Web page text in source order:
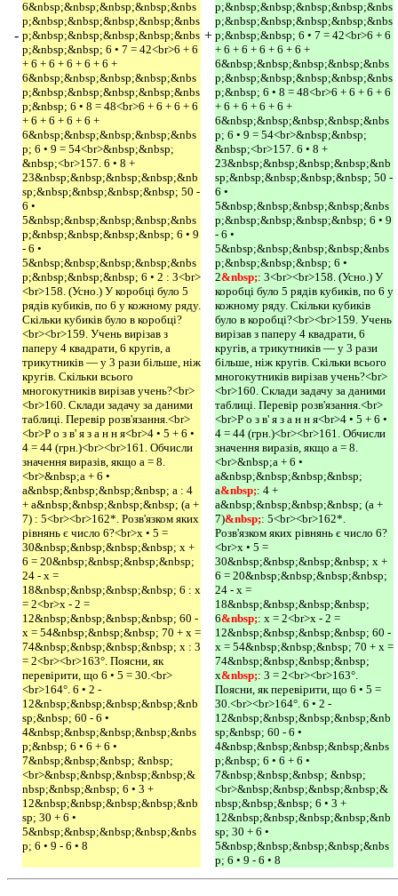
-
6&nbsp;&nbsp;&nbsp;&nbsp;&nbs
p;&nbsp;&nbsp;&nbsp;&nbsp;&nbs
p;&nbsp;&nbsp;&nbsp;&nbsp;&nbs
p;&nbsp;&nbsp; 6 • 7 = 42<br>6 + 6
+ 6 + 6 + 6 + 6 + 6 +
6&nbsp;&nbsp;&nbsp;&nbsp;&nbs
p;&nbsp;&nbsp;&nbsp;&nbsp;&nbs
p;&nbsp; 6 • 8 = 48<br>6 + 6 + 6 + 6
+ 6 + 6 + 6 + 6 +
6&nbsp;&nbsp;&nbsp;&nbsp;&nbs
p; 6 • 9 = 54<br>&nbsp;&nbsp;
&nbsp;<br>157. 6 • 8 +
23&nbsp;&nbsp;&nbsp;&nbsp;&nb
sp;&nbsp;&nbsp;&nbsp;&nbsp; 50 -
6 •
5&nbsp;&nbsp;&nbsp;&nbsp;&nbs
p;&nbsp;&nbsp;&nbsp;&nbsp; 6 • 9
- 6 •
5&nbsp;&nbsp;&nbsp;&nbsp;&nbs
p;&nbsp;&nbsp;&nbsp; 6 • 2 : 3<br>
<br>158. (Усно.) У коробці було 5
рядів кубиків, по 6 у кожному ряду.
Скільки кубиків було в коробці?
<br><br>159. Учень вирізав з
паперу 4 квадрати, 6 кругів, а
трикутників — у 3 рази більше, ніж
кругів. Скільки всього
многокутників вирізав учень?<br>
<br>160. Склади задачу за даними
таблиці. Перевір розв'язання.<br>
<br>Р о з в' я з а н н я<br>4 • 5 + 6 •
4 = 44 (грн.)<br><br>161. Обчисли
значення виразів, якщо а = 8.
<br>&nbsp;а + 6 •
а&nbsp;&nbsp;&nbsp;&nbsp; а : 4
+ а&nbsp;&nbsp;&nbsp;&nbsp; (а +
7) : 5<br><br>162*. Розв'язком яких
рівнянь є число 6?<br>х • 5 =
30&nbsp;&nbsp;&nbsp;&nbsp; х +
6 = 20&nbsp;&nbsp;&nbsp;&nbsp;
24 - х =
18&nbsp;&nbsp;&nbsp;&nbsp; 6 : х
= 2<br>х - 2 =
12&nbsp;&nbsp;&nbsp;&nbsp; 60 -
х = 54&nbsp;&nbsp;&nbsp; 70 + х =
74&nbsp;&nbsp;&nbsp;&nbsp; х : 3
= 2<br><br>163°. Поясни, як
перевірити, що 6 • 5 = 30.<br>
<br>164°. 6 • 2 -
12&nbsp;&nbsp;&nbsp;&nbsp;&nb
sp;&nbsp; 60 - 6 •
4&nbsp;&nbsp;&nbsp;&nbsp;&nbs
p;&nbsp; 6 • 6 + 6 •
7&nbsp;&nbsp;&nbsp; &nbsp;
<br>&nbsp;&nbsp;&nbsp;&nbsp;&
nbsp;&nbsp;&nbsp; 6 • 3 +
12&nbsp;&nbsp;&nbsp;&nbsp;&nb
sp; 30 + 6 •
5&nbsp;&nbsp;&nbsp;&nbsp;&nbs
p; 6 • 9 - 6 • 8
+
p;&nbsp;&nbsp;&nbsp;&nbsp;&nbs
p;&nbsp;&nbsp;&nbsp;&nbsp;&nbs
p;&nbsp;&nbsp; 6 • 7 = 42<br>6 + 6
+ 6 + 6 + 6 + 6 + 6 +
6&nbsp;&nbsp;&nbsp;&nbsp;&nbs
p;&nbsp;&nbsp;&nbsp;&nbsp;&nbs
p;&nbsp; 6 • 8 = 48<br>6 + 6 + 6 + 6
+ 6 + 6 + 6 + 6 +
6&nbsp;&nbsp;&nbsp;&nbsp;&nbs
p; 6 • 9 = 54<br>&nbsp;&nbsp;
&nbsp;<br>157. 6 • 8 +
23&nbsp;&nbsp;&nbsp;&nbsp;&nb
sp;&nbsp;&nbsp;&nbsp;&nbsp; 50 -
6 •
5&nbsp;&nbsp;&nbsp;&nbsp;&nbs
p;&nbsp;&nbsp;&nbsp;&nbsp; 6 • 9
- 6 •
5&nbsp;&nbsp;&nbsp;&nbsp;&nbs
p;&nbsp;&nbsp;&nbsp; 6 •
2&nbsp;: 3<br><br>158. (Усно.) У
коробці було 5 рядів кубиків, по 6 у
кожному ряду. Скільки кубиків
було в коробці?<br><br>159. Учень
вирізав з паперу 4 квадрати, 6
кругів, а трикутників — у 3 рази
більше, ніж кругів. Скільки всього
многокутників вирізав учень?<br>
<br>160. Склади задачу за даними
таблиці. Перевір розв'язання.<br>
<br>Р о з в' я з а н н я<br>4 • 5 + 6 •
4 = 44 (грн.)<br><br>161. Обчисли
значення виразів, якщо а = 8.
<br>&nbsp;а + 6 •
а&nbsp;&nbsp;&nbsp;&nbsp;
а&nbsp;: 4 +
а&nbsp;&nbsp;&nbsp;&nbsp; (а +
7)&nbsp;: 5<br><br>162*.
Розв'язком яких рівнянь є число 6?
<br>х • 5 =
30&nbsp;&nbsp;&nbsp;&nbsp; х +
6 = 20&nbsp;&nbsp;&nbsp;&nbsp;
24 - х =
18&nbsp;&nbsp;&nbsp;&nbsp;
6&nbsp;: х = 2<br>х - 2 =
12&nbsp;&nbsp;&nbsp;&nbsp; 60 -
х = 54&nbsp;&nbsp;&nbsp; 70 + х =
74&nbsp;&nbsp;&nbsp;&nbsp;
х&nbsp;: 3 = 2<br><br>163°.
Поясни, як перевірити, що 6 • 5 =
30.<br><br>164°. 6 • 2 -
12&nbsp;&nbsp;&nbsp;&nbsp;&nb
sp;&nbsp; 60 - 6 •
4&nbsp;&nbsp;&nbsp;&nbsp;&nbs
p;&nbsp; 6 • 6 + 6 •
7&nbsp;&nbsp;&nbsp; &nbsp;
<br>&nbsp;&nbsp;&nbsp;&nbsp;&
nbsp;&nbsp;&nbsp; 6 • 3 +
12&nbsp;&nbsp;&nbsp;&nbsp;&nb
sp; 30 + 6 •
5&nbsp;&nbsp;&nbsp;&nbsp;&nbs
p; 6 • 9 - 6 • 8